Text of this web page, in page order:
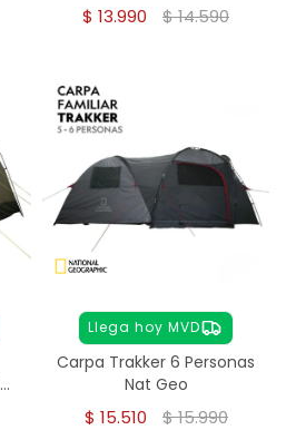
Geographic
$ 13.990 $14.590
Llega hoy MVD
Carpa Trakker 6 Personas
Nat Geo
$ 15.510 $15.990